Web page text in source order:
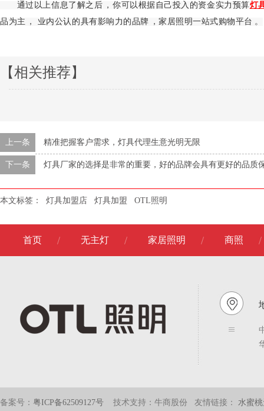
通过以上信息了解之后，你可以根据自己投入的资金实力预算灯
品为主， 业内公认的具有影响力的品牌，家居照明一站式购物平台。
【相关推荐】
上一条 精准把握客户需求，灯具代理生意光明无限
下一条 灯具厂家的选择是非常的重要，好的品牌会具有更好的品质
本文标签： 灯具加盟店 灯具加盟 OTL照明
首页 无主灯 家居照明 商照
备案号： 粤ICP备62509127号 技术支持：牛商股份 友情链接： 水蜜